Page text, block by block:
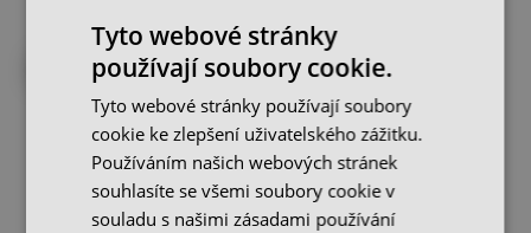
DO 4 TÝDNŮ U VÁS DO 4 TÝDNŮ U VÁS
Tyto webové stránky
používají soubory cookie.
Tyto webové stránky používají soubory
cookie ke zlepšení uživatelského zážitku.
Používáním našich webových stránek
souhlasíte se všemi soubory cookie v
souladu s našimi zásadami používání